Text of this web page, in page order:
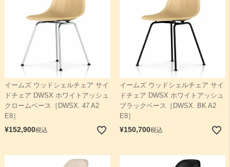
イームズ ウッドシェルチェア サイ
ドチェア DWSX ホワイトアッシュ
クロームベース［DWSX. 47 A2
E8］
¥152,900税込
イームズ ウッドシェルチェア サイ
ドチェア DWSX ホワイトアッシュ
ブラックベース［DWSX. BK A2
E8］
¥150,700税込